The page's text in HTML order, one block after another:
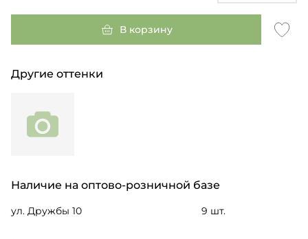
В корзину
Другие оттенки
Наличие на оптово-розничной базе
ул. Дружбы 10 9 шт.